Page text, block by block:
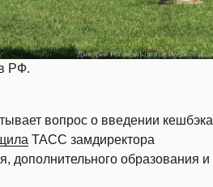
РФ.
вопрос о введении кешбэка
ТАСС замдиректора
дополнительного образования и